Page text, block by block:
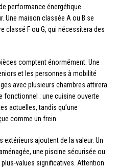
performance énergétique
Une maison classée A ou B se
classé F ou G, qui nécessitera des
comptent énormément. Une
et les personnes à mobilité
avec plusieurs chambres attirera
fonctionnel : une cuisine ouverte
actuelles, tandis qu’une
comme un frein.
extérieurs ajoutent de la valeur. Un
une piscine sécurisée ou
values significatives. Attention